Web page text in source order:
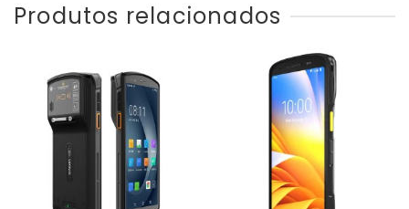
Produtos relacionados